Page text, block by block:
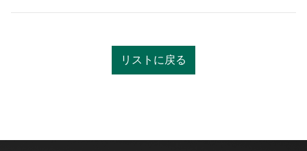
リストに戻る